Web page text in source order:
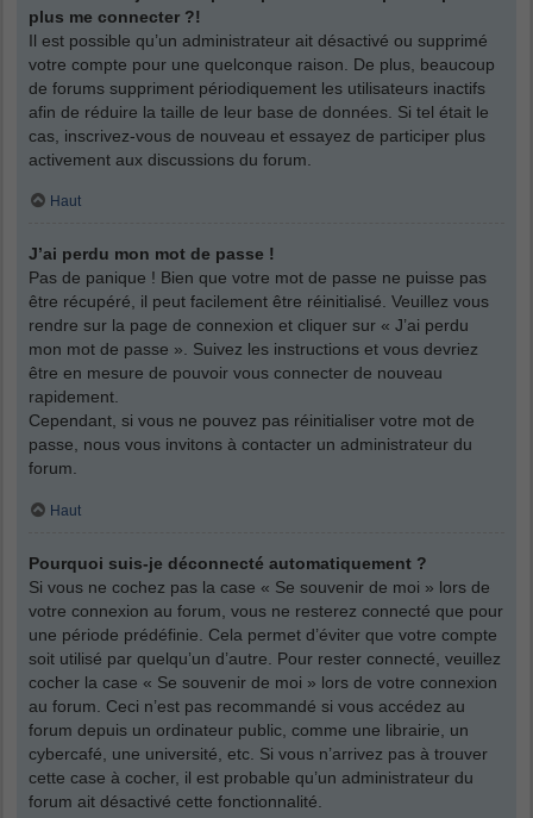
plus me connecter ?!
Il est possible qu’un administrateur ait désactivé ou supprimé
votre compte pour une quelconque raison. De plus, beaucoup
de forums suppriment périodiquement les utilisateurs inactifs
afin de réduire la taille de leur base de données. Si tel était le
cas, inscrivez-vous de nouveau et essayez de participer plus
activement aux discussions du forum.
Haut
J’ai perdu mon mot de passe !
Pas de panique ! Bien que votre mot de passe ne puisse pas
être récupéré, il peut facilement être réinitialisé. Veuillez vous
rendre sur la page de connexion et cliquer sur « J’ai perdu
mon mot de passe ». Suivez les instructions et vous devriez
être en mesure de pouvoir vous connecter de nouveau
rapidement.
Cependant, si vous ne pouvez pas réinitialiser votre mot de
passe, nous vous invitons à contacter un administrateur du
forum.
Haut
Pourquoi suis-je déconnecté automatiquement ?
Si vous ne cochez pas la case « Se souvenir de moi » lors de
votre connexion au forum, vous ne resterez connecté que pour
une période prédéfinie. Cela permet d’éviter que votre compte
soit utilisé par quelqu’un d’autre. Pour rester connecté, veuillez
cocher la case « Se souvenir de moi » lors de votre connexion
au forum. Ceci n’est pas recommandé si vous accédez au
forum depuis un ordinateur public, comme une librairie, un
cybercafé, une université, etc. Si vous n’arrivez pas à trouver
cette case à cocher, il est probable qu’un administrateur du
forum ait désactivé cette fonctionnalité.